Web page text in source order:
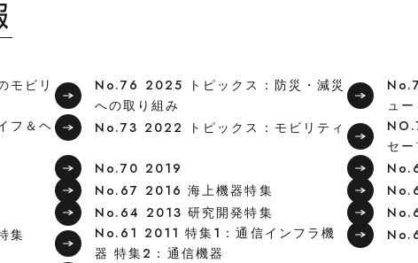
モビリ
No.76 2025 トピックス：防災・減災
への取り組み
ュ
フ＆ヘ
No.73 2022 トピックス：モビリティ
セ
No.70 2019
No.67 2016 海上機器特集
No.64 2013 研究開発特集
集
No.61 2011 特集1：通信インフラ機
器 特集2：通信機器